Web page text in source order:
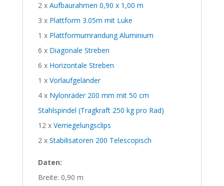
2 x Aufbaurahmen 0,90 x 1,00 m
3 x Plattform 3.05m mit Luke
1 x Plattformumrandung Aluminium
6 x Diagonale Streben
6 x Horizontale Streben
1 x Vorlaufgeländer
4 x Nylonräder 200 mm mit 50 cm
Stahlspindel (Tragkraft 250 kg pro Rad)
12 x Verriegelungsclips
2 x Stabilisatoren 200 Telescopisch
Daten:
Breite: 0,90 m